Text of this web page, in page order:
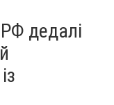
дедалі